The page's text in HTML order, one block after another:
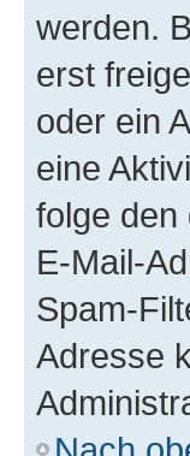
werden.
erst
oder ein
eine
folge den
E-Mail-
Spam-
Adresse